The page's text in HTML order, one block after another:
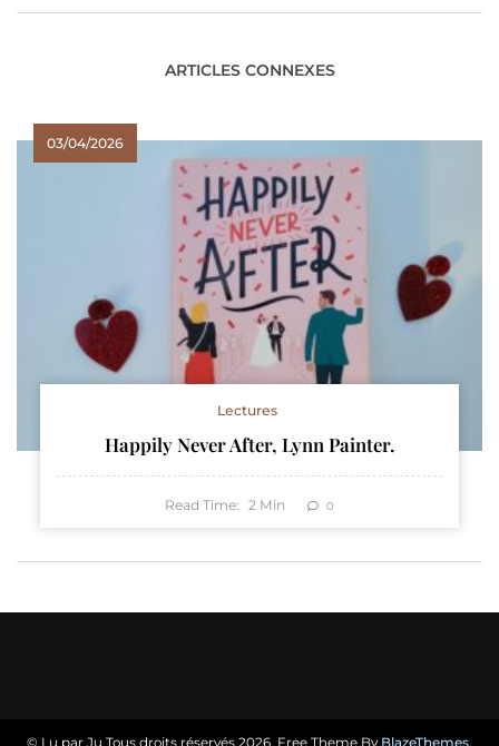
ARTICLES CONNEXES
03/04/2026
Lectures
Happily Never After, Lynn Painter.
Read Time: 2 Min 0
© Lu par Ju Tous droits réservés 2026. Free Theme By BlazeThemes.